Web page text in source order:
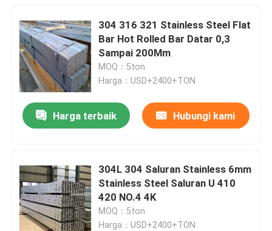
304 316 321 Stainless Steel Flat
Bar Hot Rolled Bar Datar 0,3
Sampai 200Mm
MOQ：5ton
Harga：USD+2400+TON
Harga terbaik Hubungi kami
304L 304 Saluran Stainless 6mm
Stainless Steel Saluran U 410
420 NO.4 4K
MOQ：5ton
Harga：USD+2400+TON